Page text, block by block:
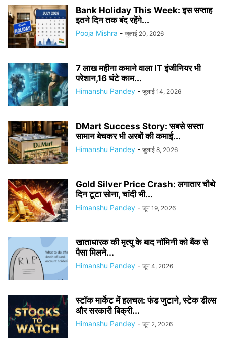
Bank Holiday This Week: इस सप्ताह
इतने दिन तक बंद रहेंगे...
Pooja Mishra - जुलाई 20, 2026
7 लाख महीना कमाने वाला IT इंजीनियर भी
परेशान,16 घंटे काम...
Himanshu Pandey - जुलाई 14, 2026
DMart Success Story: सबसे सस्ता
सामान बेचकर भी अरबों की कमाई...
Himanshu Pandey - जुलाई 8, 2026
Gold Silver Price Crash: लगातार चौथे
दिन टूटा सोना, चांदी भी...
Himanshu Pandey - जून 19, 2026
खाताधारक की मृत्यु के बाद नॉमिनी को बैंक से
पैसा मिलने...
Himanshu Pandey - जून 4, 2026
स्टॉक मार्केट में हलचल: फंड जुटाने, स्टेक डील्स
और सरकारी बिक्री...
Himanshu Pandey - जून 2, 2026